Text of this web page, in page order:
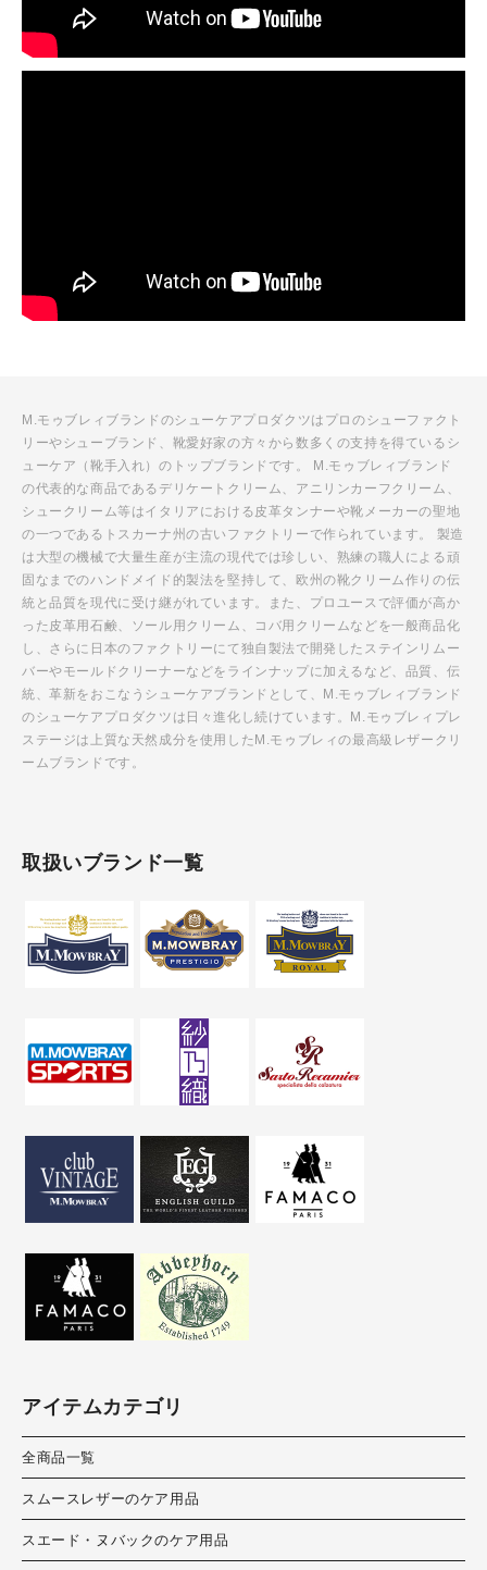
M.モゥブレィブランドのシューケアプロダクツはプロのシューファクト
リーやシューブランド、靴愛好家の方々から数多くの支持を得ているシ
ューケア（靴手入れ）のトップブランドです。 M.モゥブレィブランド
の代表的な商品であるデリケートクリーム、アニリンカーフクリーム、
シュークリーム等はイタリアにおける皮革タンナーや靴メーカーの聖地
の一つであるトスカーナ州の古いファクトリーで作られています。 製造
は大型の機械で大量生産が主流の現代では珍しい、熟練の職人による頑
固なまでのハンドメイド的製法を堅持して、欧州の靴クリーム作りの伝
統と品質を現代に受け継がれています。また、プロユースで評価が高か
った皮革用石鹸、ソール用クリーム、コバ用クリームなどを一般商品化
し、さらに日本のファクトリーにて独自製法で開発したステインリムー
バーやモールドクリーナーなどをラインナップに加えるなど、品質、伝
統、革新をおこなうシューケアブランドとして、M.モゥブレィブランド
のシューケアプロダクツは日々進化し続けています。M.モゥブレィプレ
ステージは上質な天然成分を使用したM.モゥブレィの最高級レザークリ
ームブランドです。
取扱いブランド一覧
アイテムカテゴリ
全商品一覧
スムースレザーのケア用品
スエード・ヌバックのケア用品